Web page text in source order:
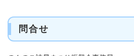
問合せ